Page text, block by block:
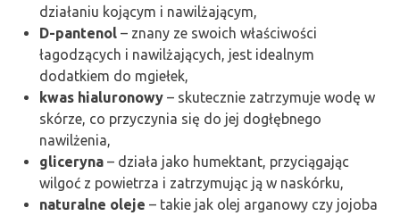
działaniu kojącym i nawilżającym,
D-pantenol – znany ze swoich właściwości
łagodzących i nawilżających, jest idealnym
dodatkiem do mgiełek,
kwas hialuronowy – skutecznie zatrzymuje wodę w
skórze, co przyczynia się do jej dogłębnego
nawilżenia,
gliceryna – działa jako humektant, przyciągając
wilgoć z powietrza i zatrzymując ją w naskórku,
naturalne oleje – takie jak olej arganowy czy jojoba